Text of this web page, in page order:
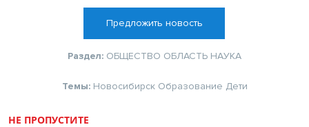
Предложить новость
Раздел: ОБЩЕСТВО ОБЛАСТЬ НАУКА
Темы: Новосибирск Образование Дети
НЕ ПРОПУСТИТЕ